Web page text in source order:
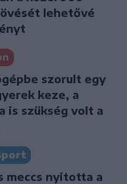
lehetővé
szorult egy
keze, a
is szükség volt a
meccs nyitotta a